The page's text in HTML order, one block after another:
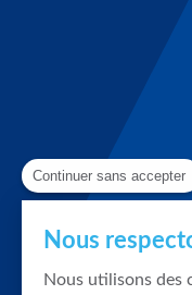
Continuer sans accepter
Nous
Nous utilisons des